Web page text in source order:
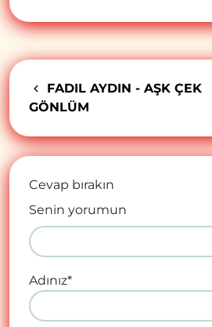
FADIL AYDIN - AŞK ÇEK
GÖNLÜM
Cevap bırakın
Senin yorumun
Adınız*